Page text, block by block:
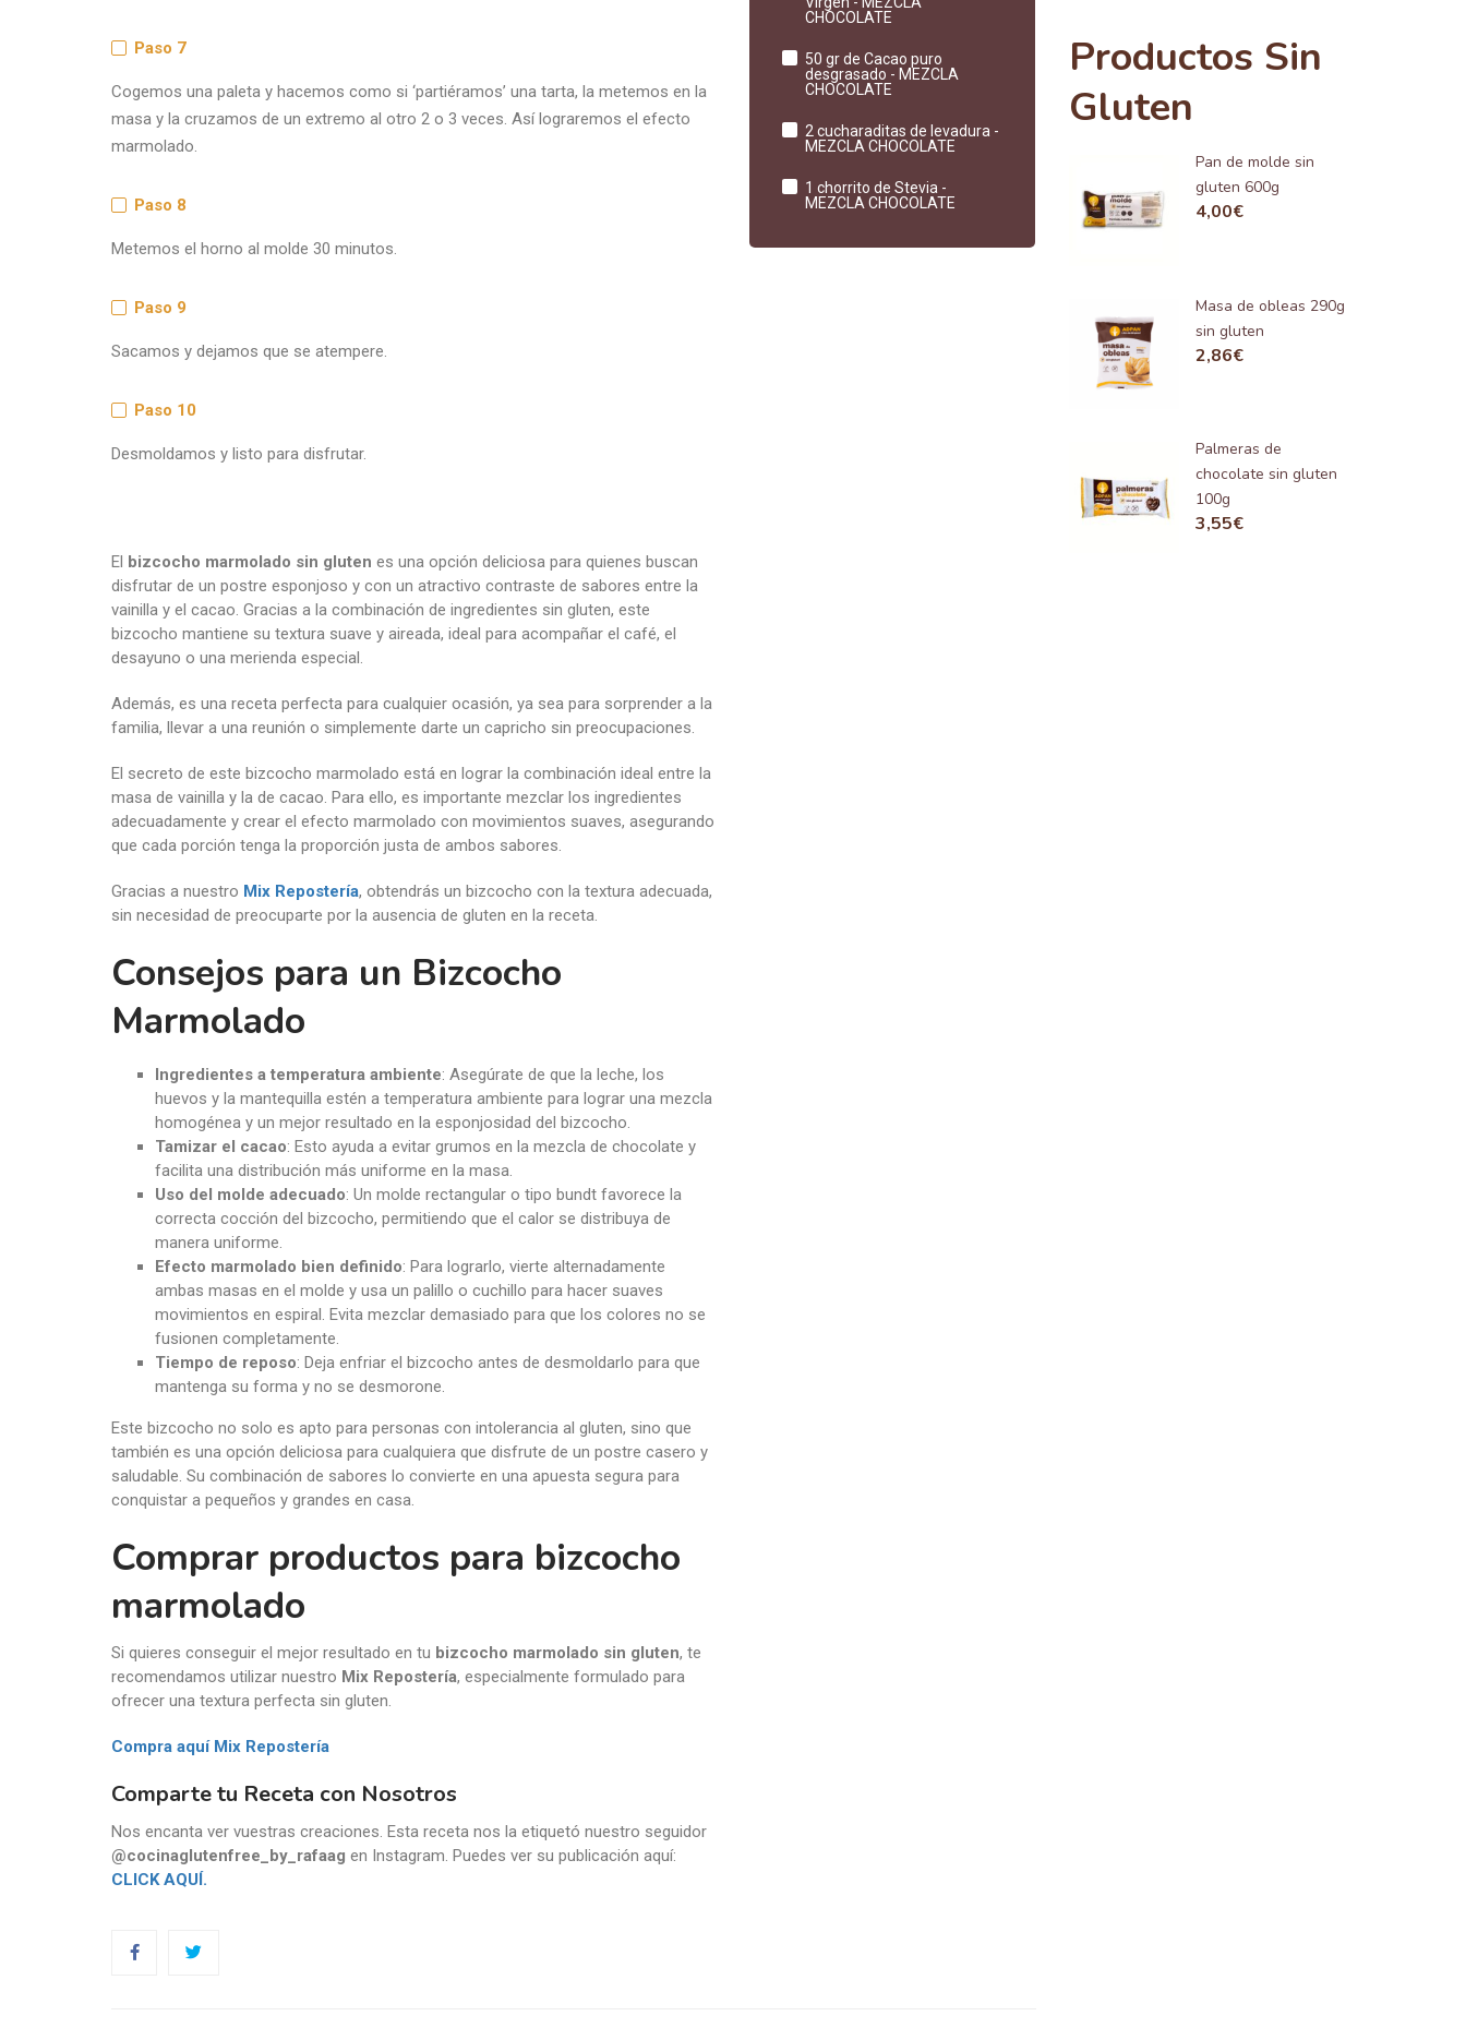
Paso 7
Cogemos una paleta y hacemos como si ‘partiéramos’ una tarta, la metemos en la
masa y la cruzamos de un extremo al otro 2 o 3 veces. Así lograremos el efecto
marmolado.
Paso 8
Metemos el horno al molde 30 minutos.
Paso 9
Sacamos y dejamos que se atempere.
Paso 10
Desmoldamos y listo para disfrutar.
El bizcocho marmolado sin gluten es una opción deliciosa para quienes buscan
disfrutar de un postre esponjoso y con un atractivo contraste de sabores entre la
vainilla y el cacao. Gracias a la combinación de ingredientes sin gluten, este
bizcocho mantiene su textura suave y aireada, ideal para acompañar el café, el
desayuno o una merienda especial.
Además, es una receta perfecta para cualquier ocasión, ya sea para sorprender a la
familia, llevar a una reunión o simplemente darte un capricho sin preocupaciones.
El secreto de este bizcocho marmolado está en lograr la combinación ideal entre la
masa de vainilla y la de cacao. Para ello, es importante mezclar los ingredientes
adecuadamente y crear el efecto marmolado con movimientos suaves, asegurando
que cada porción tenga la proporción justa de ambos sabores.
Gracias a nuestro Mix Repostería, obtendrás un bizcocho con la textura adecuada,
sin necesidad de preocuparte por la ausencia de gluten en la receta.
Consejos para un Bizcocho
Marmolado
Ingredientes a temperatura ambiente: Asegúrate de que la leche, los
huevos y la mantequilla estén a temperatura ambiente para lograr una mezcla
homogénea y un mejor resultado en la esponjosidad del bizcocho.
Tamizar el cacao: Esto ayuda a evitar grumos en la mezcla de chocolate y
facilita una distribución más uniforme en la masa.
Uso del molde adecuado: Un molde rectangular o tipo bundt favorece la
correcta cocción del bizcocho, permitiendo que el calor se distribuya de
manera uniforme.
Efecto marmolado bien definido: Para lograrlo, vierte alternadamente
ambas masas en el molde y usa un palillo o cuchillo para hacer suaves
movimientos en espiral. Evita mezclar demasiado para que los colores no se
fusionen completamente.
Tiempo de reposo: Deja enfriar el bizcocho antes de desmoldarlo para que
mantenga su forma y no se desmorone.
Este bizcocho no solo es apto para personas con intolerancia al gluten, sino que
también es una opción deliciosa para cualquiera que disfrute de un postre casero y
saludable. Su combinación de sabores lo convierte en una apuesta segura para
conquistar a pequeños y grandes en casa.
Comprar productos para bizcocho
marmolado
Si quieres conseguir el mejor resultado en tu bizcocho marmolado sin gluten, te
recomendamos utilizar nuestro Mix Repostería, especialmente formulado para
ofrecer una textura perfecta sin gluten.
Compra aquí Mix Repostería
Comparte tu Receta con Nosotros
Nos encanta ver vuestras creaciones. Esta receta nos la etiquetó nuestro seguidor
@cocinaglutenfree_by_rafaag en Instagram. Puedes ver su publicación aquí:
CLICK AQUÍ.
CHOCOLATE
50 gr de Cacao puro
desgrasado - MEZCLA
CHOCOLATE
2 cucharaditas de levadura -
MEZCLA CHOCOLATE
1 chorrito de Stevia -
MEZCLA CHOCOLATE
Productos Sin
Gluten
Pan de molde sin
gluten 600g
4,00€
Masa de obleas 290g
sin gluten
2,86€
Palmeras de
chocolate sin gluten
100g
3,55€